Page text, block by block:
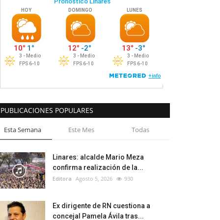
PUBLICACIONES POPULARES
Esta Semana Este Mes Todas
Linares: alcalde Mario Meza
confirma realización de la...
Editora Agosto 5, 2026 930
Ex dirigente de RN cuestiona a
concejal Pamela Ávila tras...